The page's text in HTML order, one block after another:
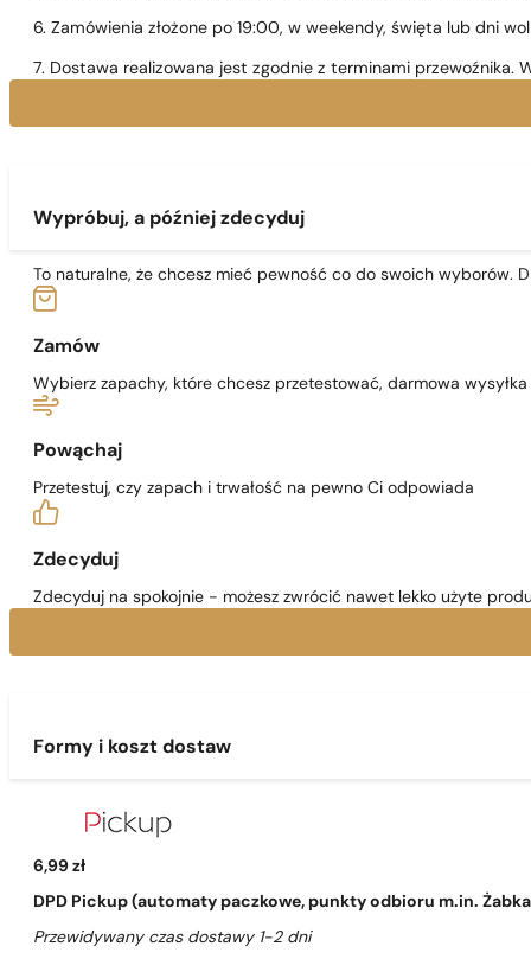
6. Zamówienia złożone po 19:00, w weekendy, święta lub dni
7. Dostawa realizowana jest zgodnie z terminami przewoźnika.
Wypróbuj, a później zdecyduj
To naturalne, że chcesz mieć pewność co do swoich wyborów.
Zamów
Wybierz zapachy, które chcesz przetestować, darmowa wysyłka
Powąchaj
Przetestuj, czy zapach i trwałość na pewno Ci odpowiada
Zdecyduj
Zdecyduj na spokojnie - możesz zwrócić nawet lekko użyte
Formy i koszt dostaw
6,99 zł
DPD Pickup (automaty paczkowe, punkty odbioru m.in.
Przewidywany czas dostawy 1-2 dni